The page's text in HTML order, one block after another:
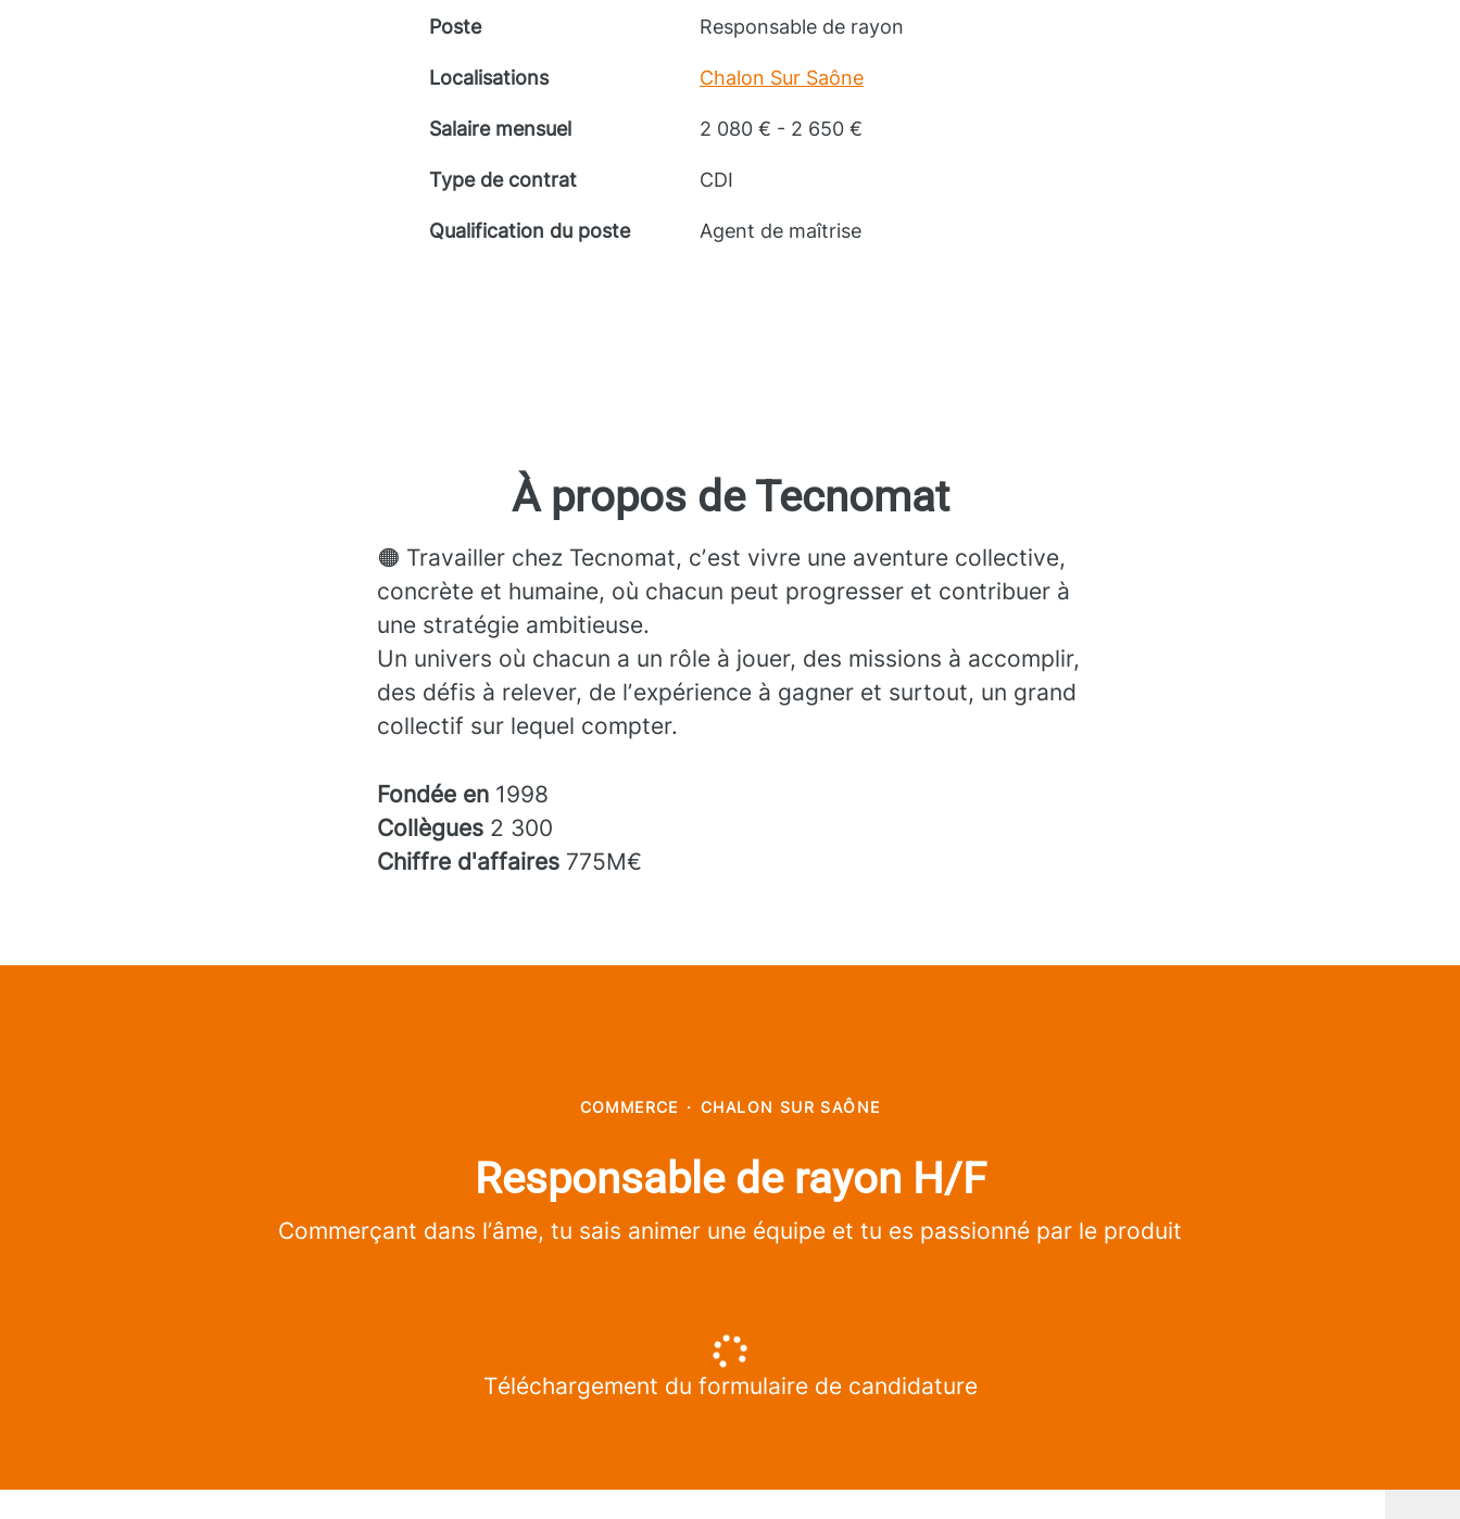
Poste Responsable de rayon
Localisations Chalon Sur Saône
Salaire mensuel 2 080 € - 2 650 €
Type de contrat CDI
Qualification du poste Agent de maîtrise
À propos de Tecnomat
🟠 Travailler chez Tecnomat, cʼest vivre une aventure collective,
concrète et humaine, où chacun peut progresser et contribuer à
une stratégie ambitieuse.
Un univers où chacun a un rôle à jouer, des missions à accomplir,
des défis à relever, de lʼexpérience à gagner et surtout, un grand
collectif sur lequel compter.
Fondée en 1998
Collègues 2 300
Chiffre d'affaires 775M€
COMMERCE · CHALON SUR SAÔNE
Responsable de rayon H/F
Commerçant dans l’âme, tu sais animer une équipe et tu es passionné par le produit
Téléchargement du formulaire de candidature